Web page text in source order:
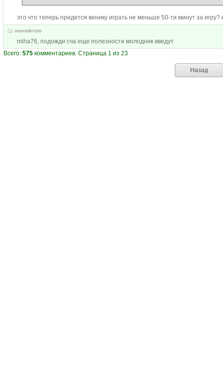
это что теперь придется венику играть не меньше 50-ти минут за
montekristo
miha76, подожди сча еще полезности молодняк введут
Всего: 575 комментариев. Страница 1 из 23
Назад